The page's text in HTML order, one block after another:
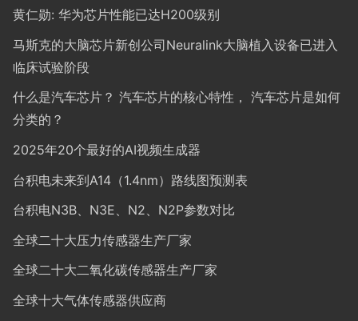
黄仁勋: 华为芯片性能已达H200级别
马斯克的大脑芯片新创公司Neuralink大脑植入设备已进入
临床试验阶段
什么是汽车芯片？ 汽车芯片的核心特性， 汽车芯片是如何
分类的？
2025年20个最好的AI视频生成器
台积电未来到A14（1.4nm）路线图预测表
台积电N3B、N3E、N2、N2P参数对比
全球二十大压力传感器生产厂家
全球二十大二氧化碳传感器生产厂家
全球十大气体传感器供应商